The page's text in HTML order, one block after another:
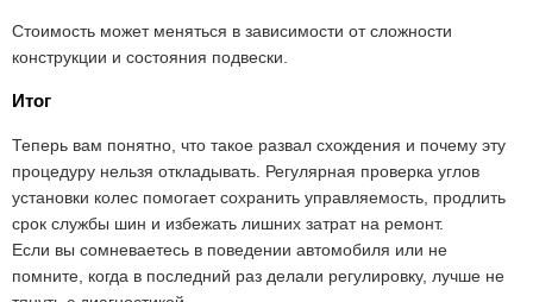
Стоимость может меняться в зависимости от сложности
конструкции и состояния подвески.
Итог
Теперь вам понятно, что такое развал схождения и почему эту
процедуру нельзя откладывать. Регулярная проверка углов
установки колес помогает сохранить управляемость, продлить
срок службы шин и избежать лишних затрат на ремонт.
Если вы сомневаетесь в поведении автомобиля или не
помните, когда в последний раз делали регулировку, лучше не